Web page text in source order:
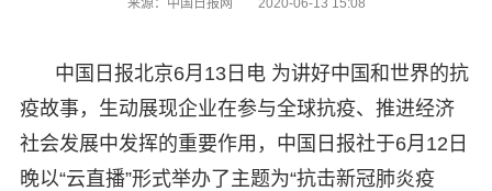
来源：中国日报网 2020-06-13 15:08
中国日报北京6月13日电 为讲好中国和世界的抗
疫故事，生动展现企业在参与全球抗疫、推进经济
社会发展中发挥的重要作用，中国日报社于6月12日
晚以“云直播”形式举办了主题为“抗击新冠肺炎疫